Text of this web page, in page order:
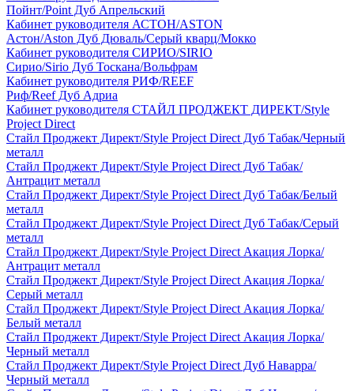
Пойнт/Point Дуб Апрельский
Кабинет руководителя АСТОН/ASTON
Астон/Aston Дуб Дюваль/Серый кварц/Мокко
Кабинет руководителя СИРИО/SIRIO
Сирио/Sirio Дуб Тоскана/Вольфрам
Кабинет руководителя РИФ/REEF
Риф/Reef Дуб Адриа
Кабинет руководителя СТАЙЛ ПРОДЖЕКТ ДИРЕКТ/Style
Project Direct
Стайл Проджект Директ/Style Project Direct Дуб Табак/Черный
металл
Стайл Проджект Директ/Style Project Direct Дуб Табак/
Антрацит металл
Стайл Проджект Директ/Style Project Direct Дуб Табак/Белый
металл
Стайл Проджект Директ/Style Project Direct Дуб Табак/Серый
металл
Стайл Проджект Директ/Style Project Direct Акация Лорка/
Антрацит металл
Стайл Проджект Директ/Style Project Direct Акация Лорка/
Серый металл
Стайл Проджект Директ/Style Project Direct Акация Лорка/
Белый металл
Стайл Проджект Директ/Style Project Direct Акация Лорка/
Черный металл
Стайл Проджект Директ/Style Project Direct Дуб Наварра/
Черный металл